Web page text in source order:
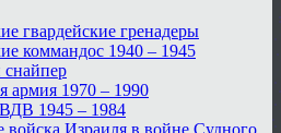
гвардейские гренадеры
коммандос 1940 – 1945
армия 1970 – 1990
1945 – 1984
войска Израиля в войне Судного